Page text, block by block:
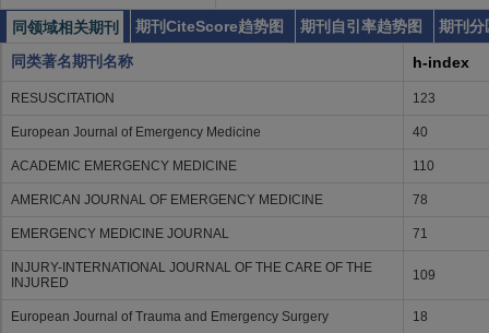
同领域相关期刊 期刊CiteScore趋势图 期刊自引率趋势图
期刊分
同类著名期刊名称
h-index
RESUSCITATION 123
European Journal of Emergency Medicine 40
ACADEMIC EMERGENCY MEDICINE 110
AMERICAN JOURNAL OF EMERGENCY MEDICINE 78
EMERGENCY MEDICINE JOURNAL 71
INJURY-INTERNATIONAL JOURNAL OF THE CARE OF THE
INJURED
109
European Journal of Trauma and Emergency Surgery 18